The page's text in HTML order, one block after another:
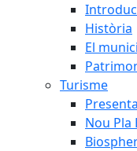
Història
El
Turisme
Nou Pla